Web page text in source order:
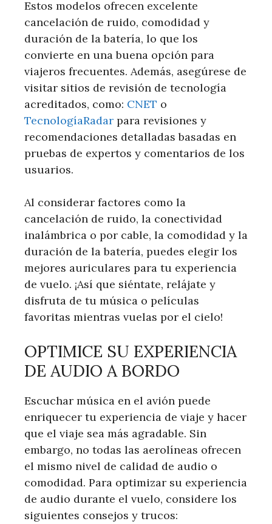
Estos modelos ofrecen excelente
cancelación de ruido, comodidad y
duración de la batería, lo que los
convierte en una buena opción para
viajeros frecuentes. Además, asegúrese de
visitar sitios de revisión de tecnología
acreditados, como: CNET o
TecnologíaRadar para revisiones y
recomendaciones detalladas basadas en
pruebas de expertos y comentarios de los
usuarios.
Al considerar factores como la
cancelación de ruido, la conectividad
inalámbrica o por cable, la comodidad y la
duración de la batería, puedes elegir los
mejores auriculares para tu experiencia
de vuelo. ¡Así que siéntate, relájate y
disfruta de tu música o películas
favoritas mientras vuelas por el cielo!
OPTIMICE SU EXPERIENCIA
DE AUDIO A BORDO
Escuchar música en el avión puede
enriquecer tu experiencia de viaje y hacer
que el viaje sea más agradable. Sin
embargo, no todas las aerolíneas ofrecen
el mismo nivel de calidad de audio o
comodidad. Para optimizar su experiencia
de audio durante el vuelo, considere los
siguientes consejos y trucos: